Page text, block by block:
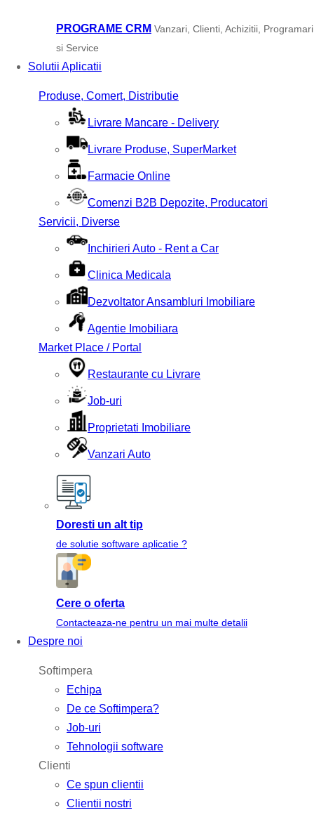
PROGRAME CRM Vanzari, Clienti, Achizitii, Programari
si Service
Solutii Aplicatii
Produse, Comert, Distributie
Livrare Mancare - Delivery
Livrare Produse, SuperMarket
Farmacie Online
Comenzi B2B Depozite, Producatori
Servicii, Diverse
Inchirieri Auto - Rent a Car
Clinica Medicala
Dezvoltator Ansambluri Imobiliare
Agentie Imobiliara
Market Place / Portal
Restaurante cu Livrare
Job-uri
Proprietati Imobiliare
Vanzari Auto
Doresti un alt tip
de solutie software aplicatie ?
Cere o oferta
Contacteaza-ne pentru un mai multe detalii
Despre noi
Softimpera
Echipa
De ce Softimpera?
Job-uri
Tehnologii software
Clienti
Ce spun clientii
Clientii nostri